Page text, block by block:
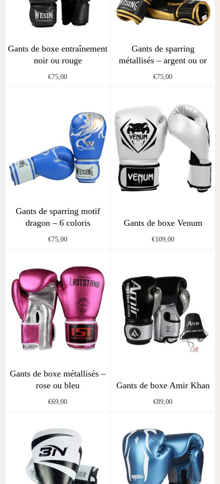
Gants de boxe entraînement
noir ou rouge
Regular
€75,00
Gants de sparring
métallisés – argent ou or
Regular
€75,00
Gants de sparring motif
dragon – 6 coloris
Regular
€75,00
Gants de boxe Venum
Regular
€109,00
Gants de boxe métallisés –
rose ou bleu
Regular
€69,00
Gants de boxe Amir Khan
Regular
€89,00